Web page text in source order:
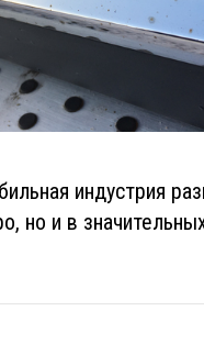
индустрия
но и в